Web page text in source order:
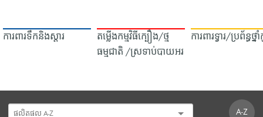
ការពារទឹក​និង​ស្ដារ
តម្លើងកម្មវិធីក្បឿង/ថ្ម
ធម្មជាតិ /ស្រទាប់បាយអរ
ការពារទ្វារ/ប្រព័ន្ធថ្ន
A-Z